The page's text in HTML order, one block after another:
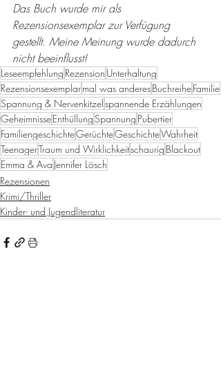
Das Buch wurde mir als
Rezensionsexemplar zur Verfügung
gestellt. Meine Meinung wurde dadurch
nicht beeinflusst!
Leseempfehlung Rezension Unterhaltung
Rezensionsexemplarmal was anderesBuchreiheFamilie
Spannung & Nervenkitzelspannende Erzählungen
GeheimnisseEnthüllungSpannung Pubertier
FamiliengeschichteGerüchteGeschichteWahrheit
TeenagerTraum und Wirklichkeitschaurig Blackout
Emma & Ava Jennifer Lösch
Rezensionen
Krimi/Thriller
Kinder- und Jugendliteratur